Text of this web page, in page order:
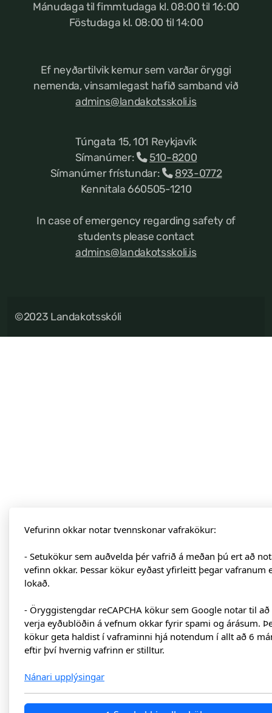
Mánudaga til fimmtudaga kl. 08:00 til 16:00
Föstudaga kl. 08:00 til 14:00
Ef neyðartilvik kemur sem varðar öryggi
nemenda, vinsamlegast hafið samband við
admins@landakotsskoli.is
Túngata 15, 101 Reykjavík
Símanúmer:
510-8200
Símanúmer frístundar:
893-0772
Kennitala 660505-1210
In case of emergency regarding safety of
students please contact
admins@landakotsskoli.is
©2023 Landakotsskóli
Vefurinn okkar notar tvennskonar vafrakökur:
- Setukökur sem auðvelda þér vafrið á meðan þú ert að
vefinn okkar. Þessar kökur eyðast yfirleitt þegar vafranum
lokað.
- Öryggistengdar reCAPCHA kökur sem Google notar til að
verja eyðublöðin á vefnum okkar fyrir spami og árásum.
kökur geta haldist í vaframinni hjá notendum í allt að 6
eftir því hvernig vafrinn er stilltur.
Nánari upplýsingar